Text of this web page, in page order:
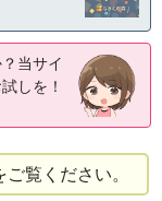
当サイ
しを！
覧ください。